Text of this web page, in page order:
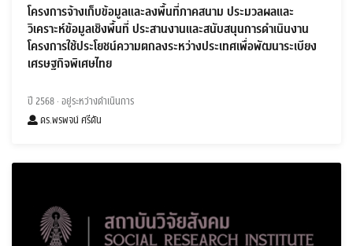
โครงการจ้างเก็บข้อมูลและลงพื้นที่ภาคสนาม ประมวลผลและ
วิเคราะห์ข้อมูลเชิงพื้นที่ ประสานงานและสนับสนุนการดำเนินงาน
โครงการใช้ประโยชน์ความตกลงระหว่างประเทศเพื่อพัฒนาระเบียง
เศรษฐกิจพิเศษไทย
ปี 2568 · อยู่ระหว่างดำเนินการ
ดร.พรพจน์ ศรีดัน